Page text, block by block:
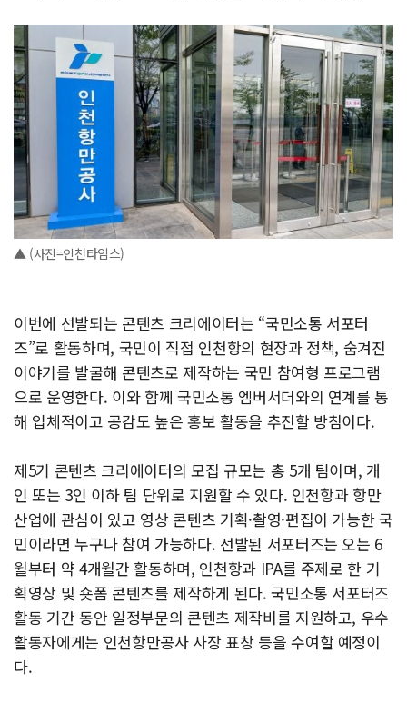
▲ (사진=인천타임스)
이번에 선발되는 콘텐츠 크리에이터는 “국민소통 서포터
즈”로 활동하며, 국민이 직접 인천항의 현장과 정책, 숨겨진
이야기를 발굴해 콘텐츠로 제작하는 국민 참여형 프로그램
으로 운영한다. 이와 함께 국민소통 엠버서더와의 연계를 통
해 입체적이고 공감도 높은 홍보 활동을 추진할 방침이다.
제5기 콘텐츠 크리에이터의 모집 규모는 총 5개 팀이며, 개
인 또는 3인 이하 팀 단위로 지원할 수 있다. 인천항과 항만
산업에 관심이 있고 영상 콘텐츠 기획·촬영·편집이 가능한 국
민이라면 누구나 참여 가능하다. 선발된 서포터즈는 오는 6
월부터 약 4개월간 활동하며, 인천항과 IPA를 주제로 한 기
획영상 및 숏폼 콘텐츠를 제작하게 된다. 국민소통 서포터즈
활동 기간 동안 일정부문의 콘텐츠 제작비를 지원하고, 우수
활동자에게는 인천항만공사 사장 표창 등을 수여할 예정이
다.